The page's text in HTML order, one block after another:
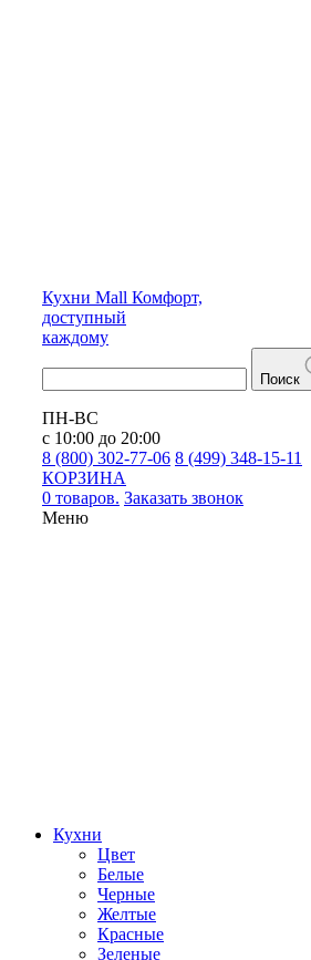
Кухни Mall Комфорт,
доступный
каждому
Поиск
ПН-ВС
с 10:00 до 20:00
8 (800) 302-77-06 8 (499) 348-15-11
КОРЗИНА
0 товаров. Заказать звонок
Меню
Кухни
Цвет
Белые
Черные
Желтые
Красные
Зеленые